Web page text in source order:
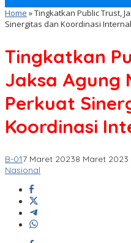
Home »Tingkatkan Public Trust,
Sinergitas dan Koordinasi Internal
Tingkatkan
Jaksa Agung
Perkuat
Koordinasi
B-017 Maret 20238 Maret 2023
Nasional